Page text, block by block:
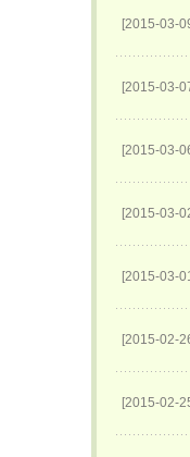
[2015-03-
[2015-03-
[2015-03-
[2015-03-
[2015-03-
[2015-02-
[2015-02-